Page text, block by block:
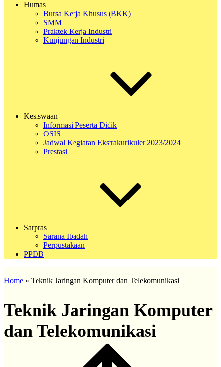
Humas
Bursa Kerja Khusus (BKK)
SMM
Praktek Kerja Industri
Kunjungan Industri
Kesiswaan
Informasi Peserta Didik
OSIS
Jadwal Kegiatan Ekstrakurikuler 2023/2024
Prestasi
Sarpras
Sarana Ibadah
Perpustakaan
PPDB
Home » Teknik Jaringan Komputer dan Telekomunikasi
Teknik Jaringan Komputer
dan Telekomunikasi